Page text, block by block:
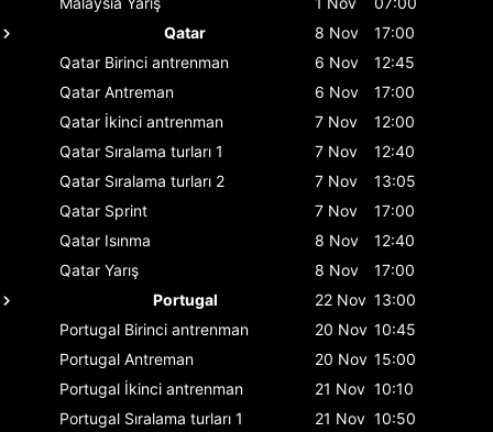
Qatar
8 Nov
17:00
Qatar Birinci antrenman 6 Nov
12:45
Qatar Antreman 6 Nov
17:00
Qatar İkinci antrenman 7 Nov
12:00
Qatar Sıralama turları 1 7 Nov
12:40
Qatar Sıralama turları 2 7 Nov
13:05
Qatar Sprint 7 Nov
17:00
Qatar Isınma 8 Nov
12:40
Qatar Yarış 8 Nov
17:00
Portugal
22 Nov 13:00
Portugal Birinci antrenman 20 Nov 10:45
Portugal Antreman 20 Nov 15:00
Portugal İkinci antrenman 21 Nov 10:10
Portugal Sıralama turları 1 21 Nov 10:50